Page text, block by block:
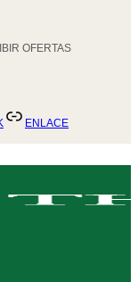
OFERTAS
ENLACE